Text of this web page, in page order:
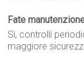
Fate
Sì, controlli
maggiore